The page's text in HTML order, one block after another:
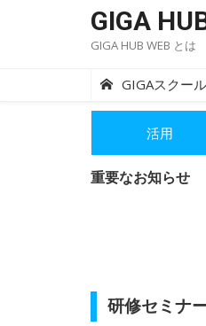
GIGA
GIGA HUB WEB とは
GIGAスクー
活用
重要なお知らせ
研修セミナ